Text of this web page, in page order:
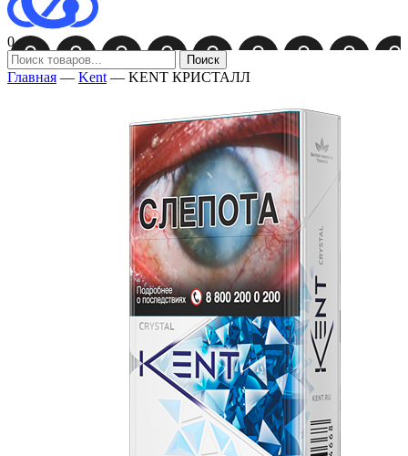
0
Поиск
Главная — Kent — KENT КРИСТАЛЛ